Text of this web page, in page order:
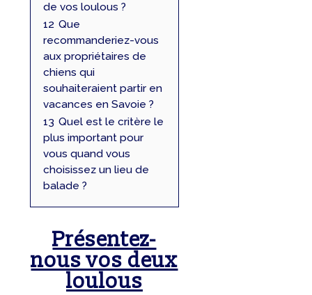
de vos loulous ?
12 Que
recommanderiez-vous
aux propriétaires de
chiens qui
souhaiteraient partir en
vacances en Savoie ?
13 Quel est le critère le
plus important pour
vous quand vous
choisissez un lieu de
balade ?
Présentez-
nous vos deux
loulous